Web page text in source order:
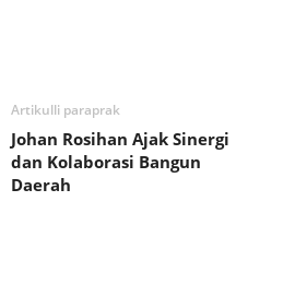
Artikulli paraprak
Johan Rosihan Ajak Sinergi
dan Kolaborasi Bangun
Daerah